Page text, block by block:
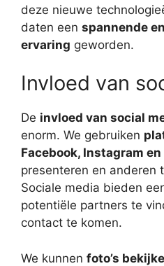
deze nieuwe
daten een spannende
ervaring geworden.
Invloed van
De invloed van social
enorm. We gebruiken
Facebook, Instagram
presenteren en anderen
Sociale media bieden
potentiële partners te
contact te komen.
We kunnen foto’s